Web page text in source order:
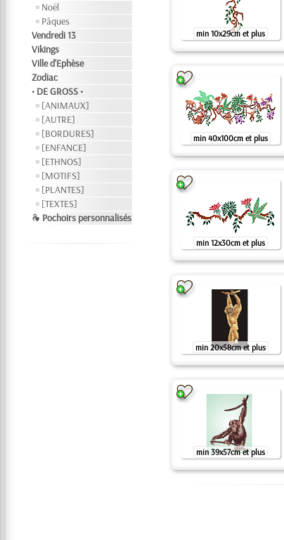
Noël
Pâques
Vendredi 13
Vikings
Ville d'Ephèse
Zodiac
• DE GROSS •
[ANIMAUX]
[AUTRE]
[BORDURES]
[ENFANCE]
[ETHNOS]
[MOTIFS]
[PLANTES]
[TEXTES]
❧ Pochoirs personnalisés
min 10x29cm et plus
min 40x100cm et plus
min 12x30cm et plus
min 20x58cm et plus
min 39x57cm et plus